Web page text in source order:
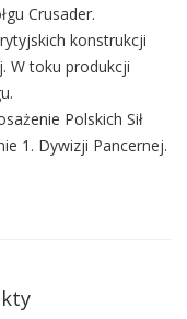
Crusader.
konstrukcji
W toku produkcji
Polskich Sił
1. Dywizji Pancernej.